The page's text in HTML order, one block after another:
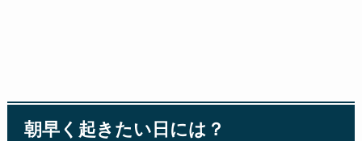
朝早く起きたい日には？